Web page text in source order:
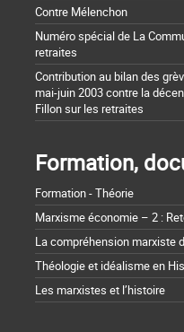
Contre Mélenchon
Numéro spécial de La
retraites
Contribution au bilan des
mai-juin 2003 contre la
Fillon sur les retraites
Formation,
Formation - Théorie
Marxisme économie – 2 :
La compréhension marxiste
Théologie et idéalisme en
Les marxistes et l’histoire